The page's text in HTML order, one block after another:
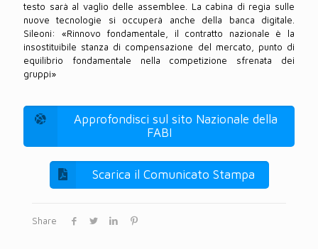
testo sarà al vaglio delle assemblee. La cabina di regia sulle
nuove tecnologie si occuperà anche della banca digitale.
Sileoni: «Rinnovo fondamentale, il contratto nazionale è la
insostituibile stanza di compensazione del mercato, punto di
equilibrio fondamentale nella competizione sfrenata dei
gruppi»
Approfondisci sul sito Nazionale della
FABI
Scarica il Comunicato Stampa
Share